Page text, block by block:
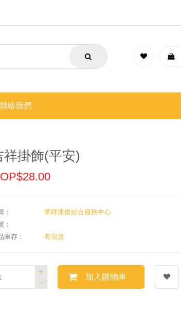
絡我們
祥掛飾(平安)
：
華暉康復綜合服務中心
：
庫存：
有現貨
-
+
加入購物車